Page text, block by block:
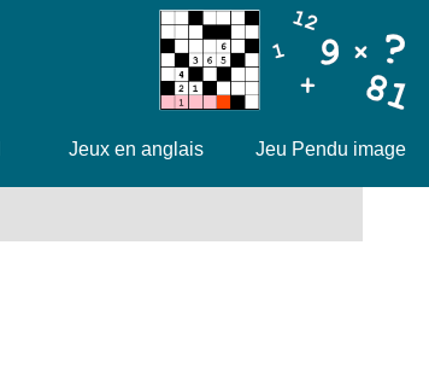
Jeux en anglais Jeu Pendu image